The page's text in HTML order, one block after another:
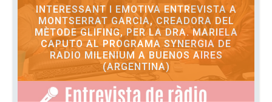
INTERESSANT I EMOTIVA ENTREVISTA A
MONTSERRAT GARCIA, CREADORA DEL
MÈTODE GLIFING, PER LA DRA. MARIELA
CAPUTO AL PROGRAMA SYNERGIA DE
RADIO MILENIUM A BUENOS AIRES
(ARGENTINA)